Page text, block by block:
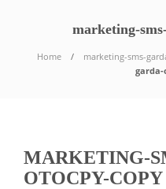
marketing-
Home marketing-sms-
MARKETING-
OTOCPY-COPY